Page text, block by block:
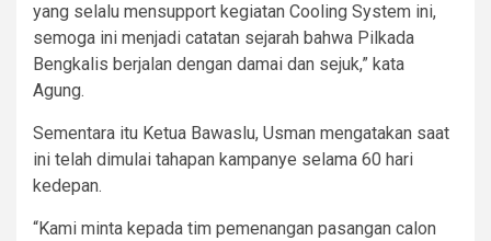
yang selalu mensupport kegiatan Cooling System ini,
semoga ini menjadi catatan sejarah bahwa Pilkada
Bengkalis berjalan dengan damai dan sejuk,” kata
Agung.
Sementara itu Ketua Bawaslu, Usman mengatakan saat
ini telah dimulai tahapan kampanye selama 60 hari
kedepan.
“Kami minta kepada tim pemenangan pasangan calon